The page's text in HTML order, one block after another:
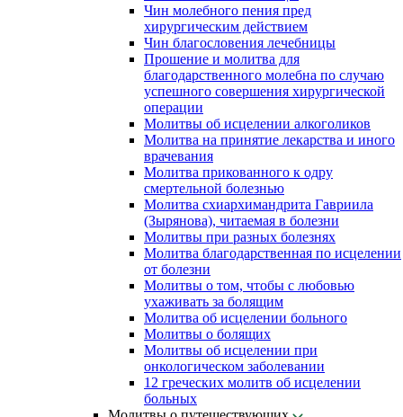
Чин молебного пения пред
хирургическим действием
Чин благословения лечебницы
Прошение и молитва для
благодарственного молебна по случаю
успешного совершения хирургической
операции
Молитвы об исцелении алкоголиков
Молитва на принятие лекарства и иного
врачевания
Молитва прикованного к одру
смертельной болезнью
Молитва схиархимандрита Гавриила
(Зырянова), читаемая в болезни
Молитвы при разных болезнях
Молитва благодарственная по исцелении
от болезни
Молитвы о том, чтобы с любовью
ухаживать за болящим
Молитва об исцелении больного
Молитвы о болящих
Молитвы об исцелении при
онкологическом заболевании
12 греческих молитв об исцелении
больных